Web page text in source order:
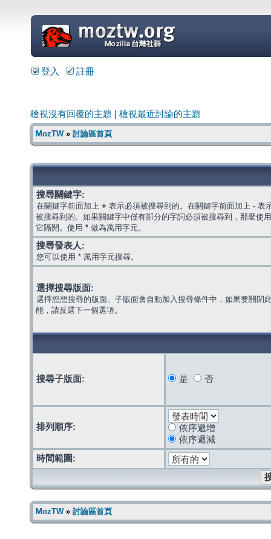
=
登入 註冊
檢視沒有回覆的主題 檢視最近討論的主題
MozTW» 討論區首頁
搜尋關鍵字:
在關鍵字前面加上 + 表示必須被搜尋到的。在關鍵字前面加上 - 表
被搜尋到的。如果關鍵字中僅有部分的字詞必須被搜尋到，那麼使
它隔開。使用 * 做為萬用字元。
搜尋發表人:
您可以使用 * 萬用字元搜尋。
選擇搜尋版面:
選擇您想搜尋的版面。子版面會自動加入搜尋條件中，如果要關閉
能，請反選下一個選項。
搜尋子版面: 是 否
排列順序:
依序遞增
依序遞減
時間範圍:
MozTW» 討論區首頁